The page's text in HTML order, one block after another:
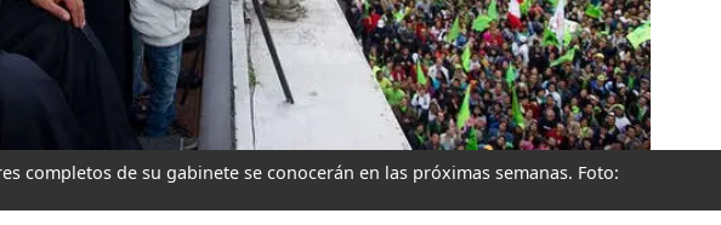
completos de su gabinete se conocerán en las próximas semanas. Foto: